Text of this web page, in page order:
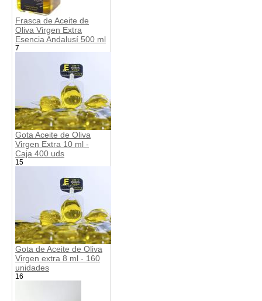
Frasca de Aceite de
Oliva Virgen Extra
Esencia Andalusí 500 ml
7
Gota Aceite de Oliva
Virgen Extra 10 ml -
Caja 400 uds
15
Gota de Aceite de Oliva
Virgen extra 8 ml - 160
unidades
16